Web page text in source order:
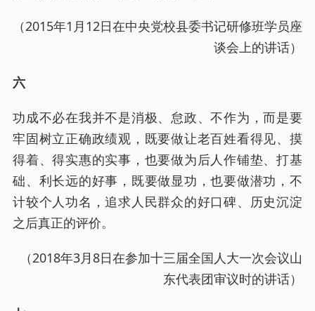
（2015年1月12日在中央党校县委书记研修班学员座
谈会上的讲话）
六
功成不必在我并不是消极、怠政、不作为，而是要
牢固树立正确政绩观，既要做让老百姓看得见、摸
得着、得实惠的实事，也要做为后人作铺垫、打基
础、利长远的好事，既要做显功，也要做潜功，不
计较个人功名，追求人民群众的好口碑、历史沉淀
之后真正的评价。
（2018年3月8日在参加十三届全国人大一次会议山
东代表团审议时的讲话）